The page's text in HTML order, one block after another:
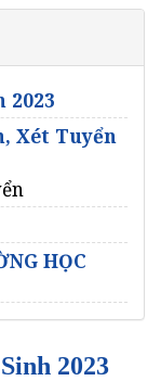
2023
Xét Tuyển
HỌC
2023